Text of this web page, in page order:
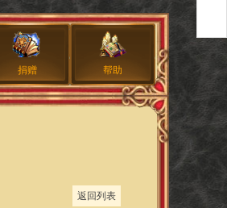
捐赠 帮助
返回列表